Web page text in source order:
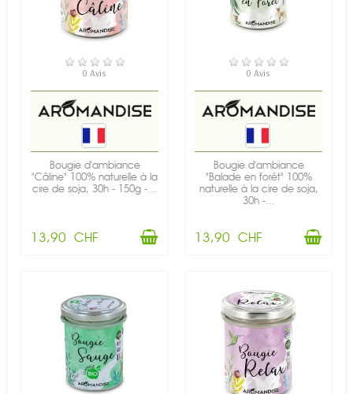
EN STOCK
0 Avis
Bougie d'ambiance
"Câline" 100% naturelle à la
cire de soja, 30h - 150g -...
13,90 CHF
EN STOCK
0 Avis
Bougie d'ambiance
"Balade en forêt" 100%
naturelle à la cire de soja,
30h -...
13,90 CHF